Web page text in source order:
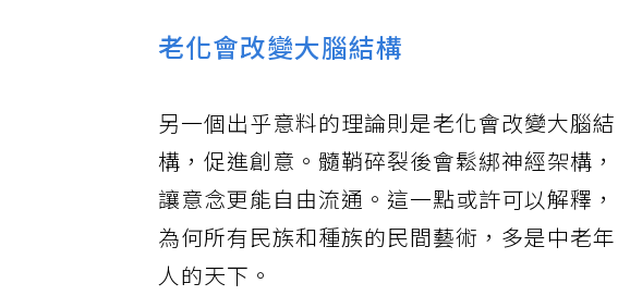
老化會改變大腦結構
另一個出乎意料的理論則是老化會改變大腦結
構，促進創意。髓鞘碎裂後會鬆綁神經架構，
讓意念更能自由流通。這一點或許可以解釋，
為何所有民族和種族的民間藝術，多是中老年
人的天下。